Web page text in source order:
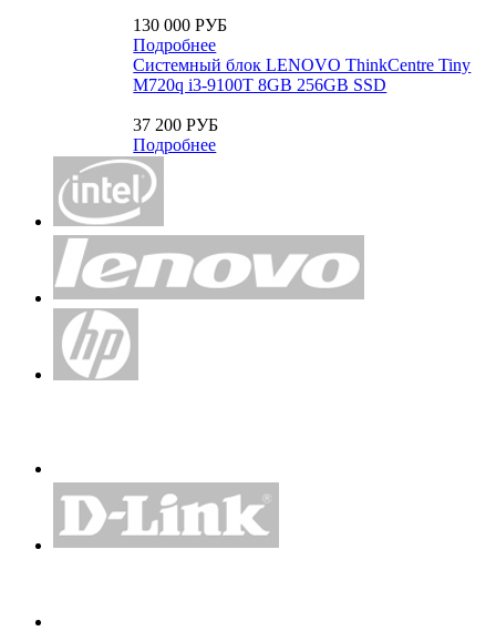
130 000 РУБ
Подробнее
Системный блок LENOVO ThinkCentre Tiny
M720q i3-9100T 8GB 256GB SSD
37 200 РУБ
Подробнее